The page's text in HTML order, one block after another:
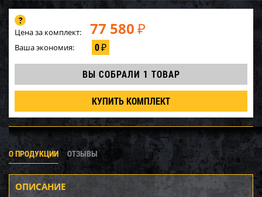
Цена за комплект: 77 580 ₽
Ваша экономия: 0₽
ВЫ СОБРАЛИ 1 ТОВАР
КУПИТЬ КОМПЛЕКТ
О ПРОДУКЦИИ ОТЗЫВЫ
ОПИСАНИЕ